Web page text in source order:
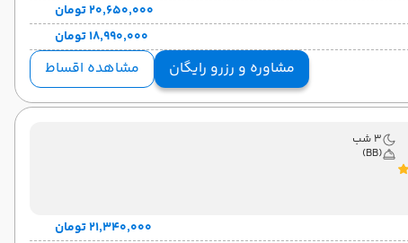
۲۰٬۶۵۰٬۰۰۰ تومان
۱۸٬۹۹۰٬۰۰۰ تومان
مشاوره و رزرو رایگان مشاهده اقساط
3 شب
(BB)
۲۱٬۳۴۰٬۰۰۰ تومان